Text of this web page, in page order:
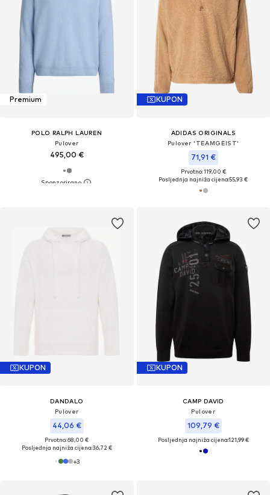
Premium
POLO RALPH LAUREN
Pulover
495,00 €
KUPON
ADIDAS ORIGINALS
Pulover 'TEAMGEIST'
71,91 €
Prvotno: 119,00 €
Posljednja najniža cijena:55,93 €
KUPON
DANDALO
Pulover
44,06 €
Prvotno: 68,00 €
Posljednja najniža cijena:36,72 €
+3
KUPON
CAMP DAVID
Pulover
109,79 €
Posljednja najniža cijena:121,99 €